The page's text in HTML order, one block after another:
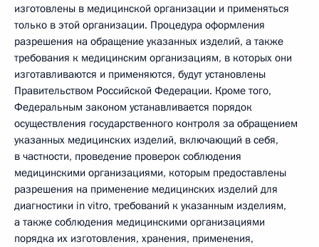
изготовлены в медицинской организации и применяться
только в этой организации. Процедура оформления
разрешения на обращение указанных изделий, а также
требования к медицинским организациям, в которых они
изготавливаются и применяются, будут установлены
Правительством Российской Федерации. Кроме того,
Федеральным законом устанавливается порядок
осуществления государственного контроля за обращением
указанных медицинских изделий, включающий в себя,
в частности, проведение проверок соблюдения
медицинскими организациями, которым предоставлены
разрешения на применение медицинских изделий для
диагностики in vitro, требований к указанным изделиям,
а также соблюдения медицинскими организациями
порядка их изготовления, хранения, применения,